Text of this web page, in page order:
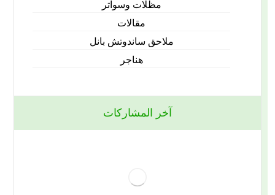
مظلات وسواتر
مقالات
ملاحق ساندوتش بانل
هناجر
آخر المشاركات